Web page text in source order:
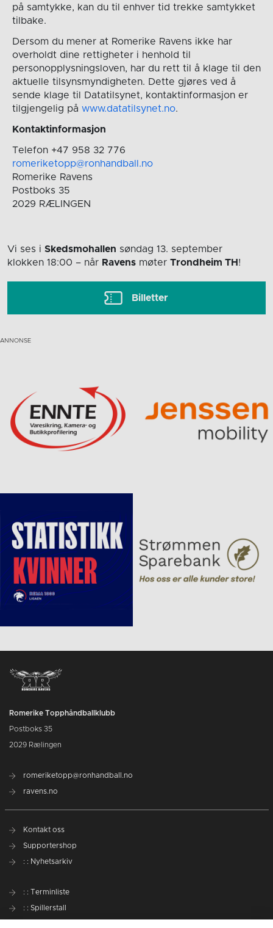
på samtykke, kan du til enhver tid trekke samtykket
tilbake.
Dersom du mener at Romerike Ravens ikke har
overholdt dine rettigheter i henhold til
personopplysningsloven, har du rett til å klage til den
aktuelle tilsynsmyndigheten. Dette gjøres ved å
sende klage til Datatilsynet, kontaktinformasjon er
tilgjengelig på www.datatilsynet.no.
Kontaktinformasjon
Telefon +47 958 32 776
romeriketopp@ronhandball.no
Romerike Ravens
Postboks 35
2029 RÆLINGEN
Vi ses i Skedsmohallen søndag 13. september
klokken 18:00 – når Ravens møter Trondheim TH !
Billetter
Romerike Topphåndballklubb
Postboks 35
2029 Rælingen
romeriketopp@ronhandball.no
ravens.no
Kontakt oss
Supportershop
: : Nyhetsarkiv
: : Terminliste
: : Spillerstall